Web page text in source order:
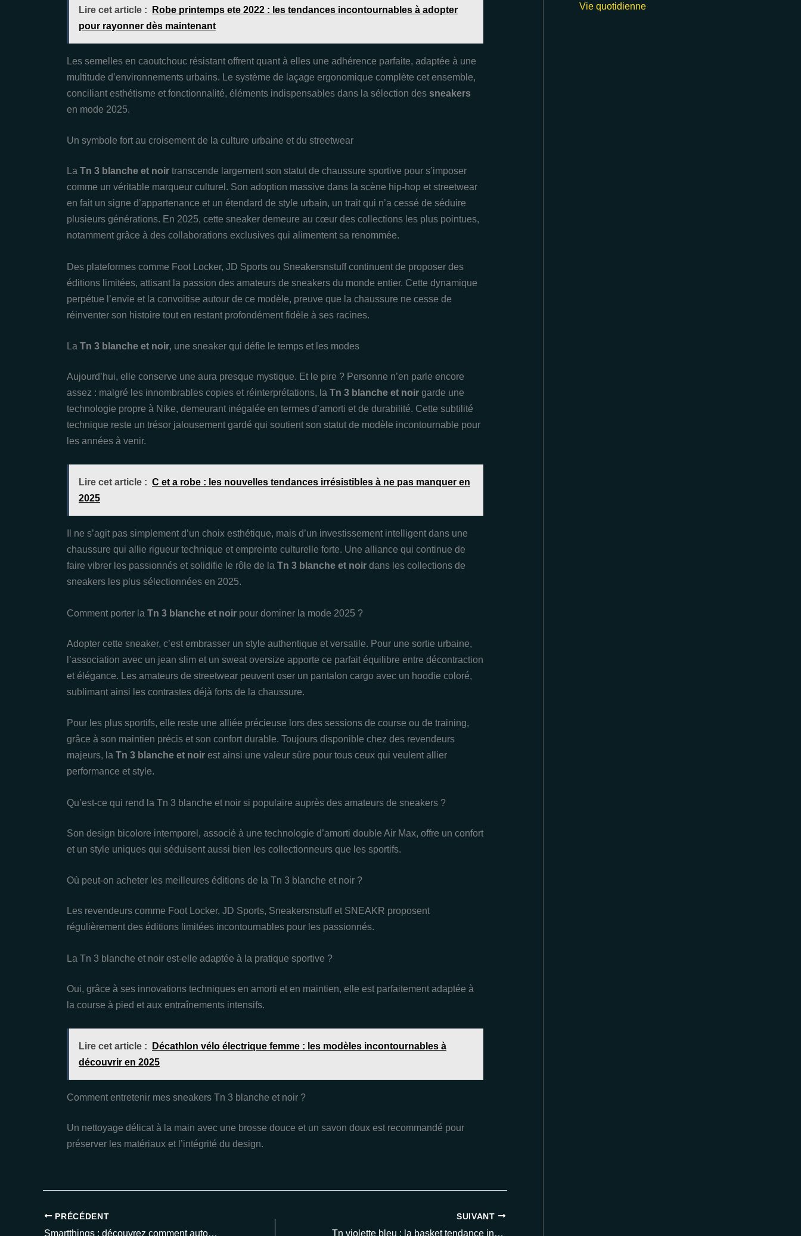
Lire cet article :
Robe printemps ete 2022 : les tendances incontournables à adopter
pour rayonner dès maintenant
Les semelles en caoutchouc résistant offrent quant à elles une adhérence parfaite, adaptée à une
multitude d’environnements urbains. Le système de laçage ergonomique complète cet ensemble,
conciliant esthétisme et fonctionnalité, éléments indispensables dans la sélection des sneakers
en mode 2025.
Un symbole fort au croisement de la culture urbaine et du streetwear
La Tn 3 blanche et noir transcende largement son statut de chaussure sportive pour s’imposer
comme un véritable marqueur culturel. Son adoption massive dans la scène hip-hop et streetwear
en fait un signe d’appartenance et un étendard de style urbain, un trait qui n’a cessé de séduire
plusieurs générations. En 2025, cette sneaker demeure au cœur des collections les plus pointues,
notamment grâce à des collaborations exclusives qui alimentent sa renommée.
Des plateformes comme Foot Locker, JD Sports ou Sneakersnstuff continuent de proposer des
éditions limitées, attisant la passion des amateurs de sneakers du monde entier. Cette dynamique
perpétue l’envie et la convoitise autour de ce modèle, preuve que la chaussure ne cesse de
réinventer son histoire tout en restant profondément fidèle à ses racines.
La Tn 3 blanche et noir, une sneaker qui défie le temps et les modes
Aujourd’hui, elle conserve une aura presque mystique. Et le pire ? Personne n’en parle encore
assez : malgré les innombrables copies et réinterprétations, la Tn 3 blanche et noir garde une
technologie propre à Nike, demeurant inégalée en termes d’amorti et de durabilité. Cette subtilité
technique reste un trésor jalousement gardé qui soutient son statut de modèle incontournable pour
les années à venir.
Lire cet article : C et a robe : les nouvelles tendances irrésistibles à ne pas manquer en
2025
Il ne s’agit pas simplement d’un choix esthétique, mais d’un investissement intelligent dans une
chaussure qui allie rigueur technique et empreinte culturelle forte. Une alliance qui continue de
faire vibrer les passionnés et solidifie le rôle de la Tn 3 blanche et noir dans les collections de
sneakers les plus sélectionnées en 2025.
Comment porter la Tn 3 blanche et noir pour dominer la mode 2025 ?
Adopter cette sneaker, c’est embrasser un style authentique et versatile. Pour une sortie urbaine,
l’association avec un jean slim et un sweat oversize apporte ce parfait équilibre entre décontraction
et élégance. Les amateurs de streetwear peuvent oser un pantalon cargo avec un hoodie coloré,
sublimant ainsi les contrastes déjà forts de la chaussure.
Pour les plus sportifs, elle reste une alliée précieuse lors des sessions de course ou de training,
grâce à son maintien précis et son confort durable. Toujours disponible chez des revendeurs
majeurs, la Tn 3 blanche et noir est ainsi une valeur sûre pour tous ceux qui veulent allier
performance et style.
Qu’est-ce qui rend la Tn 3 blanche et noir si populaire auprès des amateurs de sneakers ?
Son design bicolore intemporel, associé à une technologie d’amorti double Air Max, offre un confort
et un style uniques qui séduisent aussi bien les collectionneurs que les sportifs.
Où peut-on acheter les meilleures éditions de la Tn 3 blanche et noir ?
Les revendeurs comme Foot Locker, JD Sports, Sneakersnstuff et SNEAKR proposent
régulièrement des éditions limitées incontournables pour les passionnés.
La Tn 3 blanche et noir est-elle adaptée à la pratique sportive ?
Oui, grâce à ses innovations techniques en amorti et en maintien, elle est parfaitement adaptée à
la course à pied et aux entraînements intensifs.
Lire cet article :
Décathlon vélo électrique femme : les modèles incontournables à
découvrir en 2025
Comment entretenir mes sneakers Tn 3 blanche et noir ?
Un nettoyage délicat à la main avec une brosse douce et un savon doux est recommandé pour
préserver les matériaux et l’intégrité du design.
PRÉCÉDENT
Smartthings : découvrez comment automatiser votre maison en 2025 et sécuriser votre quotidien
SUIVANT
Tn violette bleu : la basket tendance incontournable en 2025 à ne pas manquer
Vie quotidienne